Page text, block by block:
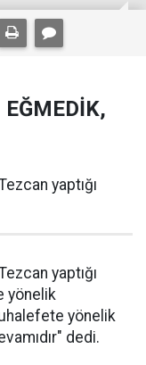
yaptığı
yaptığı
yönelik
yönelik
dedi.